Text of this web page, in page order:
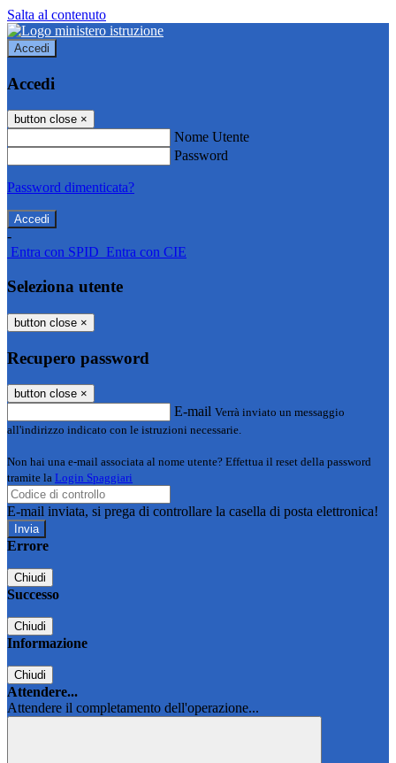
Salta al contenuto
Accedi
Accedi
button close ×
Nome Utente
Password
Password dimenticata?
-
Entra con SPID Entra con CIE
Seleziona utente
button close ×
Recupero password
button close ×
E-mail Verrà inviato un messaggio
all'indirizzo indicato con le istruzioni necessarie.
Non hai una e-mail associata al nome utente? Effettua il reset della password
tramite la Login Spaggiari
E-mail inviata, si prega di controllare la casella di posta elettronica!
Errore
Chiudi
Successo
Chiudi
Informazione
Chiudi
Attendere...
Attendere il completamento dell'operazione...